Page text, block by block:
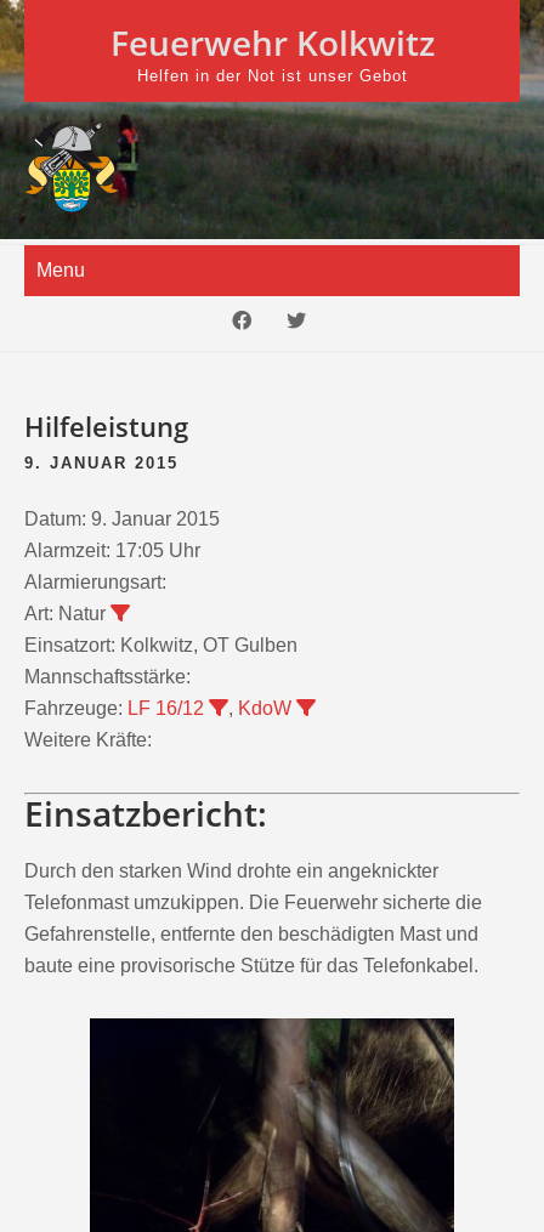
Skip
to
content
Feuerwehr Kolkwitz
Helfen in der Not ist unser Gebot
Menu
Hilfeleistung
9. JANUAR 2015
Datum: 9. Januar 2015
Alarmzeit: 17:05 Uhr
Alarmierungsart:
Art: Natur
Einsatzort: Kolkwitz, OT Gulben
Mannschaftsstärke:
Fahrzeuge: LF 16/12 , KdoW
Weitere Kräfte:
Einsatzbericht:
Durch den starken Wind drohte ein angeknickter
Telefonmast umzukippen. Die Feuerwehr sicherte die
Gefahrenstelle, entfernte den beschädigten Mast und
baute eine provisorische Stütze für das Telefonkabel.